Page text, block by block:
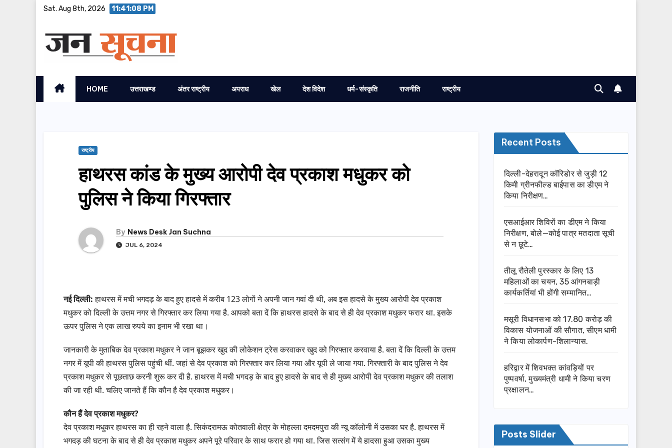
Sat. Aug 8th, 2026 11:41:09 PM
HOME उत्तराखण्ड अंतर राष्ट्रीय अपराध खेल देश विदेश धर्म-संस्कृति राजनीति राष्ट्रीय
राष्ट्रीय
हाथरस कांड के मुख्य आरोपी देव प्रकाश मधुकर को
पुलिस ने किया गिरफ्तार
By News Desk Jan Suchna
JUL 6, 2024
नई दिल्ली:हाथरस में मची भगदड़ के बाद हुए हादसे में करीब 123 लोगों ने अपनी जान गवां दी थी, अब इस हादसे के मुख्य आरोपी देव प्रकाश
मधुकर को दिल्ली के उत्तम नगर से गिरफ्तार कर लिया गया है. आपको बता दें कि हाथरस हादसे के बाद से ही देव प्रकाश मधुकर फरार था. इसके
ऊपर पुलिस ने एक लाख रुपये का इनाम भी रखा था।
जानकारी के मुताबिक देव प्रकाश मधुकर ने जान बूझकर खुद की लोकेशन ट्रेस करवाकर खुद को गिरफ्तार करवाया है. बता दें कि दिल्ली के उत्तम
नगर में यूपी की हाथरस पुलिस पहुंची थीं. जहां से देव प्रकाश को गिरफ्तार कर लिया गया और यूपी ले जाया गया. गिरफ्तारी के बाद पुलिस ने देव
प्रकाश मधुकर से पूछताछ करनी शुरू कर दी है. हाथरस में मची भगदड़ के बाद हुए हादसे के बाद से ही मुख्य आरोपी देव प्रकाश मधुकर की तलाश
की जा रही थी. चलिए जानते हैं कि कौन है देव प्रकाश मधुकर।
कौन हैं देव प्रकाश मधुकर?
देव प्रकाश मधुकर हाथरस का ही रहने वाला है. सिकंदरामऊ कोतवाली क्षेत्र के मोहल्ला दमदमपुरा की न्यू कॉलोनी में उसका घर है. हाथरस में
भगदड़ की घटना के बाद से ही देव प्रकाश मधुकर अपने पूरे परिवार के साथ फरार हो गया था. जिस सत्संग में ये हादसा हुआ उसका मुख्य
Recent Posts
दिल्ली-देहरादून कॉरिडोर से जुड़ी 12
किमी ग्रीनफील्ड बाईपास का डीएम ने
किया निरीक्षण…
एसआईआर शिविरों का डीएम ने किया
निरीक्षण, बोले—कोई पात्र मतदाता सूची
से न छूटे…
तीलू रौतेली पुरस्कार के लिए 13
महिलाओं का चयन, 35 आंगनबाड़ी
कार्यकर्तियां भी होंगी सम्मानित…
मसूरी विधानसभा को 17.80 करोड़ की
विकास योजनाओं की सौगात, सीएम धामी
ने किया लोकार्पण-शिलान्यास.
हरिद्वार में शिवभक्त कांवड़ियों पर
पुष्पवर्षा, मुख्यमंत्री धामी ने किया चरण
प्रक्षालन…
Posts Slider